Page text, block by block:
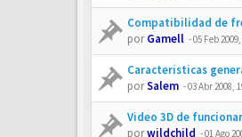
Compatibilidad de
porGamell -05 Feb
Caracteristicas
porSalem -03 Abr 2008,
Video 3D de
porwildchild -01 Ago